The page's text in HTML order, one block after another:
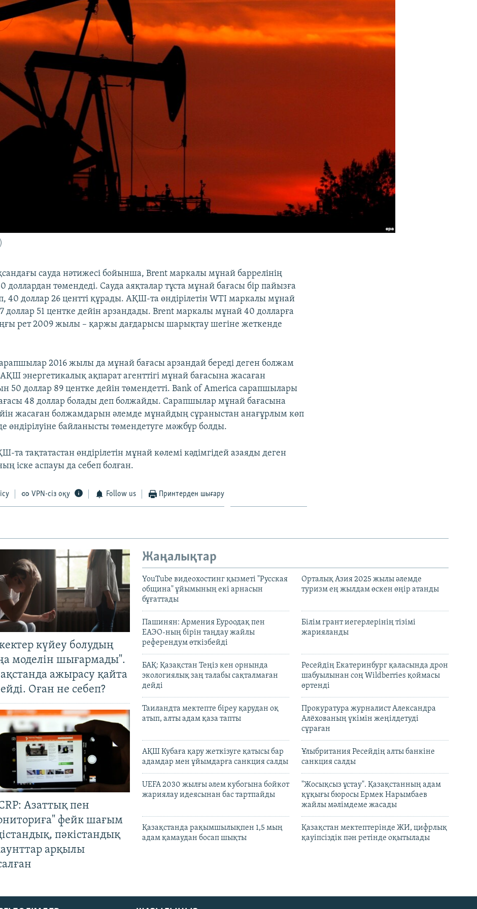
сауда нәтижесі бойынша, Brent маркалы мұнай баррелінің
доллардан төмендеді. Сауда аяқталар тұста мұнай бағасы бір пайызға
40 доллар 26 центті құрады. АҚШ-та өндірілетін WTI маркалы мұнай
доллар 51 центке дейін арзандады. Brent маркалы мұнай 40 долларға
рет 2009 жылы – қаржы дағдарысы шарықтау шегіне жеткенде
2016 жылы да мұнай бағасы арзандай береді деген болжам
энергетикалық ақпарат агенттігі мұнай бағасына жасаған
50 доллар 89 центке дейін төмендетті. Bank of America сарапшылары
48 доллар болады деп болжайды. Сарапшылар мұнай бағасына
жасаған болжамдарын әлемде мұнайдың сұраныстан анағұрлым көп
өндірілуіне байланысты төмендетуге мәжбүр болды.
та тақтатастан өндірілетін мұнай көлемі кәдімгідей азаяды деген
іске аспауы да себеп болған.
VPN-сіз оқу Follow us Принтерден шығару
күйеу болудың
моделін шығармады".
ажырасу қайта
Оған не себеп?
Азаттық пен
фейк шағым
пәкістандық
арқылы
Жаңалықтар
YouTube видеохостинг қызметі "Русская
община" ұйымының екі арнасын
бұғаттады
Орталық Азия 2025 жылы әлемде
туризм ең жылдам өскен өңір атанды
Пашинян: Армения Еуроодақ пен
ЕАЭО-ның бірін таңдау жайлы
референдум өткізбейді
Білім грант иегерлерінің тізімі
жарияланды
БАҚ: Қазақстан Теңіз кен орнында
экологиялық заң талабы сақталмаған
дейді
Ресейдің Екатеринбург қаласында дрон
шабуылынан соң Wildberries қоймасы
өртенді
Таиландта мектепте біреу қарудан оқ
атып, алты адам қаза тапты
Прокуратура журналист Александра
Алёхованың үкімін жеңілдетуді
сұраған
АҚШ Кубаға қару жеткізуге қатысы бар
адамдар мен ұйымдарға санкция салды
Ұлыбритания Ресейдің алты банкіне
санкция салды
UEFA 2030 жылғы әлем кубогына бойкот
жариялау идеясынан бас тартпайды
"Жосықсыз ұстау". Қазақстанның адам
құқығы бюросы Ермек Нарымбаев
жайлы мәлімдеме жасады
Қазақстанда рақымшылықпен 1,5 мың
адам қамаудан босап шықты
Қазақстан мектептерінде ЖИ, цифрлық
қауіпсіздік пән ретінде оқытылады